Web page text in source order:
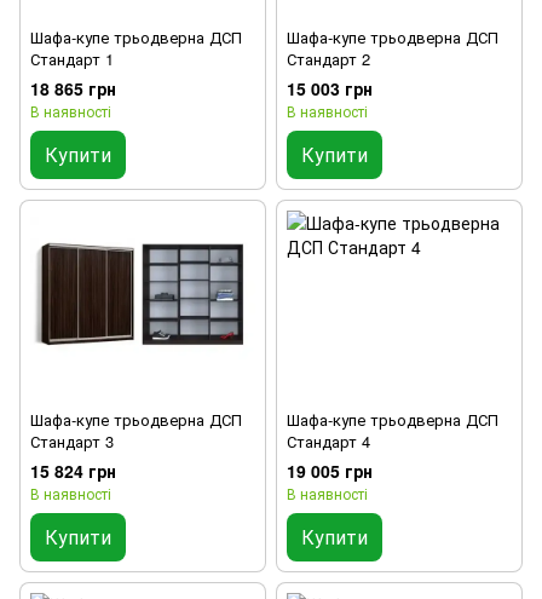
Шафа-купе трьодверна ДСП
Стандарт 1
18 865 грн
В наявності
Купити
Шафа-купе трьодверна ДСП
Стандарт 2
15 003 грн
В наявності
Купити
Шафа-купе трьодверна ДСП
Стандарт 3
15 824 грн
В наявності
Купити
Шафа-купе трьодверна ДСП
Стандарт 4
19 005 грн
В наявності
Купити